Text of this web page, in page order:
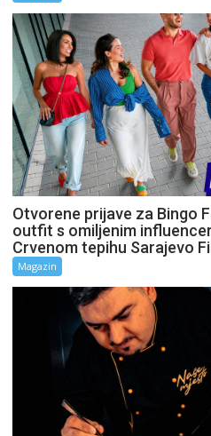
Otvorene prijave za Bingo
outfit s omiljenim
Crvenom tepihu Sarajevo
Magazin